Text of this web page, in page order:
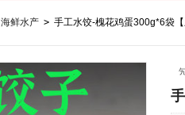
海鲜水产 > 手工水饺-槐花鸡蛋300g*6袋